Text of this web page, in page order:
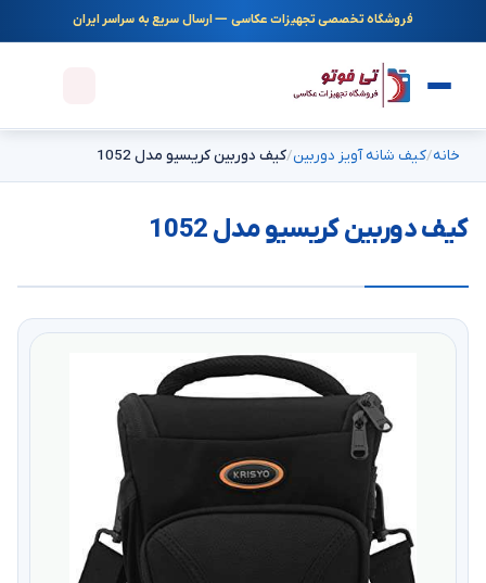
فروشگاه تخصصی تجهیزات عکاسی — ارسال سریع به سراسر ایران
خانه کیف شانه آویز دوربین کیف دوربین کریسیو مدل 1052
کیف دوربین کریسیو مدل 1052